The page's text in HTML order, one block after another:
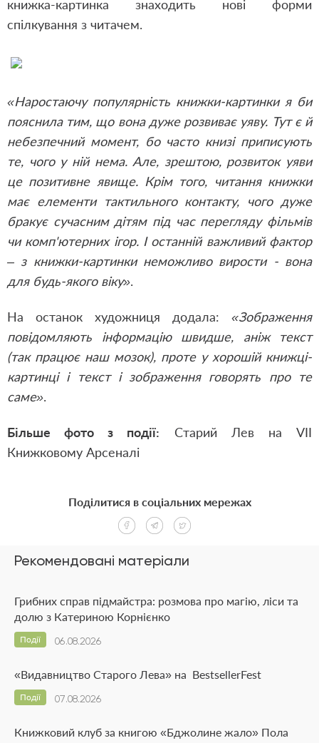
книжка-картинка знаходить нові форми
спілкування з читачем.
«Наростаючу популярність книжки-картинки я би
пояснила тим, що вона дуже розвиває уяву. Тут є й
небезпечний момент, бо часто книзі приписують
те, чого у ній нема. Але, зрештою, розвиток уяви
це позитивне явище. Крім того, читання книжки
має елементи тактильного контакту, чого дуже
бракує сучасним дітям під час перегляду фільмів
чи комп'ютерних ігор. І останній важливий фактор
– з книжки-картинки неможливо вирости - вона
для будь-якого віку».
На останок художниця додала: «Зображення
повідомляють інформацію швидше, аніж текст
(так працює наш мозок), проте у хорошій книжці-
картинці і текст і зображення говорять про те
саме».
Більше фото з події:
Старий Лев на VІІ
Книжковому Арсеналі
Рекомендовані матеріали
Грибних справ підмайстра: розмова про магію, ліси та
долю з Катериною Корнієнко
06.08.2026
Події
«Видавництво Старого Лева» на BestsellerFest
07.08.2026
Події
Книжковий клуб за книгою «Бджолине жало» Пола
Поділитися в соціальних мережах